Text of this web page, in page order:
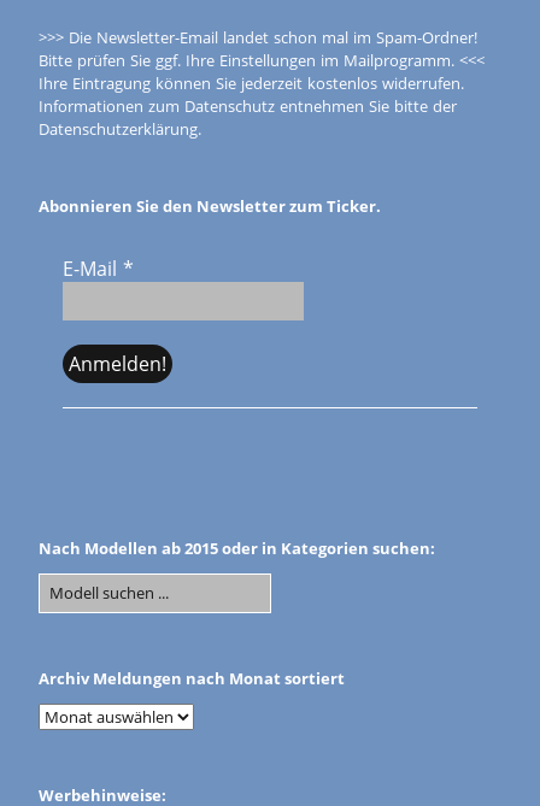
>>> Die Newsletter-Email landet schon mal im Spam-Ordner!
Bitte prüfen Sie ggf. Ihre Einstellungen im Mailprogramm. <<<
Ihre Eintragung können Sie jederzeit kostenlos widerrufen.
Informationen zum Datenschutz entnehmen Sie bitte der
Datenschutzerklärung.
Abonnieren Sie den Newsletter zum Ticker.
E-Mail *
Nach Modellen ab 2015 oder in Kategorien suchen:
Archiv Meldungen nach Monat sortiert
Werbehinweise: